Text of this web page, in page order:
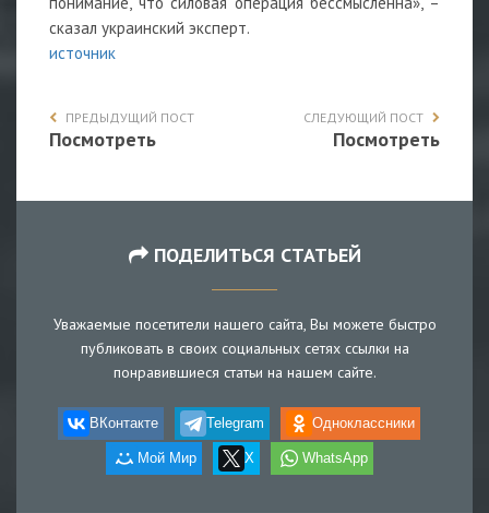
сказал украинский эксперт.
источник
ПРЕДЫДУЩИЙ ПОСТ
Посмотреть
СЛЕДУЮЩИЙ ПОСТ
Посмотреть
ПОДЕЛИТЬСЯ СТАТЬЕЙ
Уважаемые посетители нашего сайта, Вы можете быстро
публиковать в своих социальных сетях ссылки на
понравившиеся статьи на нашем сайте.
ВКонтакте Telegram Одноклассники
Мой Мир X WhatsApp